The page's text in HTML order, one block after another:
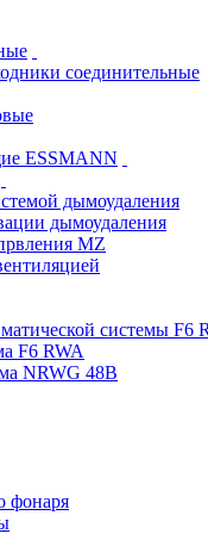
соединительные
ESSMANN
дымоудаления
дымоудаления
MZ
системы F6
F6 RWA
NRWG 48В
фонаря